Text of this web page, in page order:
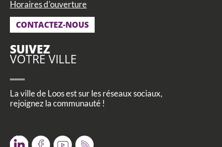
Horaires d'ouverture
CONTACTEZ-NOUS
SUIVEZ
VOTRE VILLE
La ville de Loos est sur les réseaux sociaux,
rejoignez la communauté !
TwitterFacebookYoutube
RSS